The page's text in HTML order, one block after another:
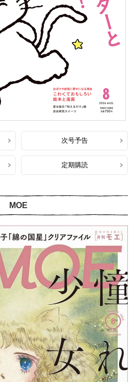
次号予告
定期購読
MOE